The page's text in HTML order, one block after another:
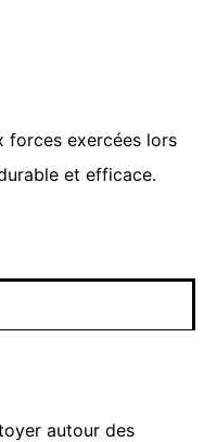
forces exercées lors
et efficace.
autour des